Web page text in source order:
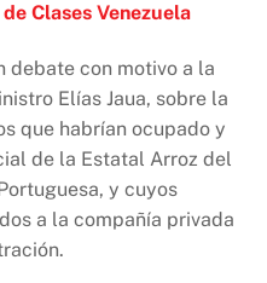
Clases Venezuela
debate con motivo a la
Elías Jaua, sobre la
que habrían ocupado y
de la Estatal Arroz del
y cuyos
a la compañía privada